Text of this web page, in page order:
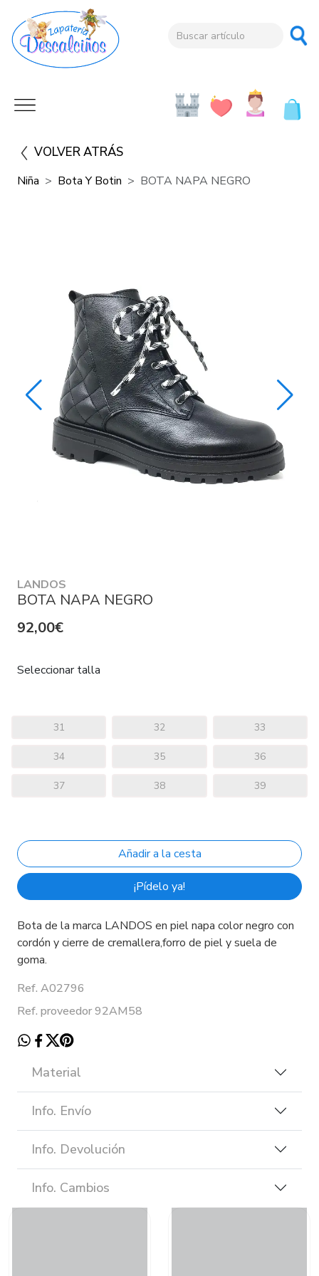
VOLVER ATRÁS
Niña Bota Y Botin BOTA NAPA NEGRO
LANDOS
BOTA NAPA NEGRO
92,00€
Seleccionar talla
31 32 33
34 35 36
37 38 39
¡Pídelo ya!
Bota de la marca LANDOS en piel napa color negro con
cordón y cierre de cremallera,forro de piel y suela de
goma.
Ref. A02796
Ref. proveedor 92AM58
Material
Info. Envío
Info. Devolución
Info. Cambios